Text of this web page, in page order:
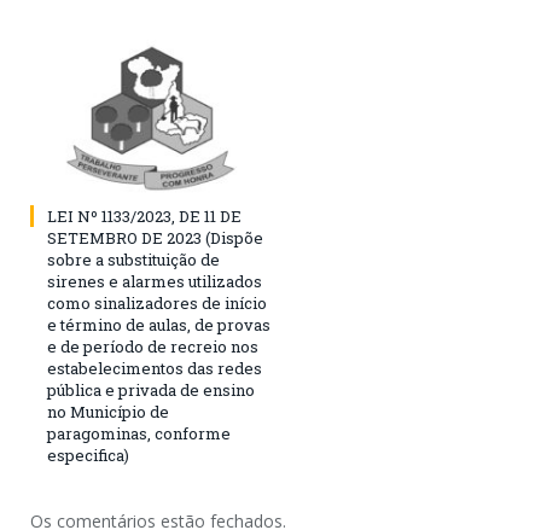
LEI Nº 1133/2023, DE 11 DE
SETEMBRO DE 2023 (Dispõe
sobre a substituição de
sirenes e alarmes utilizados
como sinalizadores de início
e término de aulas, de provas
e de período de recreio nos
estabelecimentos das redes
pública e privada de ensino
no Município de
paragominas, conforme
especifica)
Os comentários estão fechados.